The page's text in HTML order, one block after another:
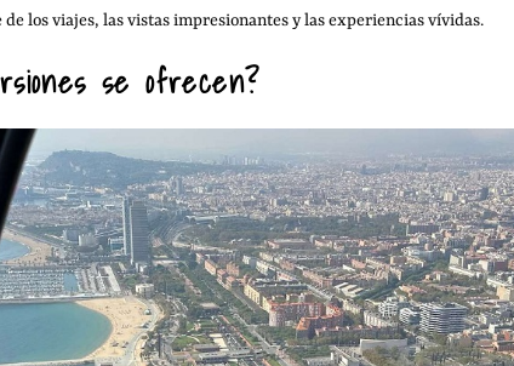
los viajes, las vistas impresionantes y las experiencias vívidas.
se ofrecen?